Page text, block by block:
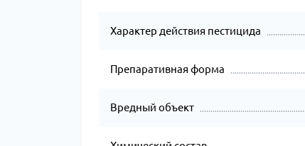
Характер действия пестицида
Препаративная форма
Вредный объект